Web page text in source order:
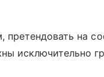
претендовать на
исключительно